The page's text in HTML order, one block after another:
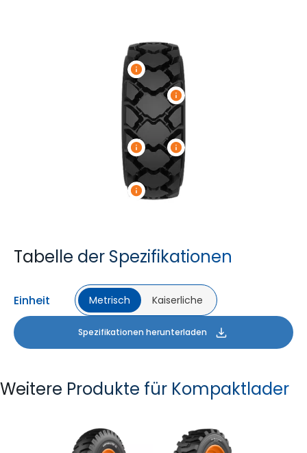
Tabelle der Spezifikationen
Einheit Metrisch Kaiserliche
Spezifikationen herunterladen
Weitere Produkte für Kompaktlader